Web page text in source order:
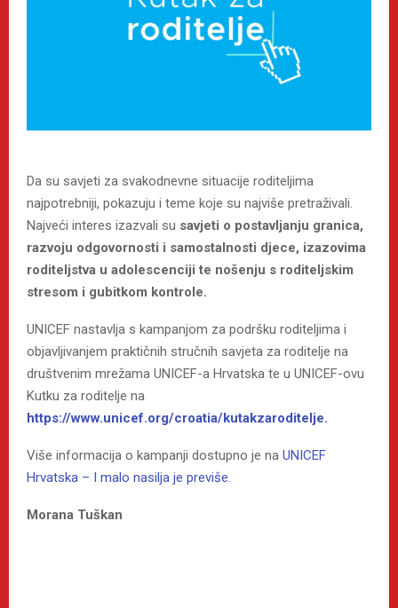
Da su savjeti za svakodnevne situacije roditeljima
najpotrebniji, pokazuju i teme koje su najviše pretraživali.
Najveći interes izazvali su savjeti o postavljanju granica,
razvoju odgovornosti i samostalnosti djece, izazovima
roditeljstva u adolescenciji te nošenju s roditeljskim
stresom i gubitkom kontrole.
UNICEF nastavlja s kampanjom za podršku roditeljima i
objavljivanjem praktičnih stručnih savjeta za roditelje na
društvenim mrežama UNICEF-a Hrvatska te u UNICEF-ovu
Kutku za roditelje na
https://www.unicef.org/croatia/kutakzaroditelje.
Više informacija o kampanji dostupno je na UNICEF
Hrvatska – I malo nasilja je previše
Morana Tuškan